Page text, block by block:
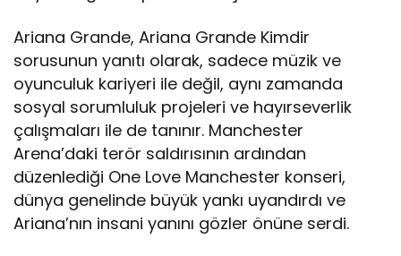
Ariana Grande, Ariana Grande Kimdir
sorusunun yanıtı olarak, sadece müzik ve
oyunculuk kariyeri ile değil, aynı zamanda
sosyal sorumluluk projeleri ve hayırseverlik
çalışmaları ile de tanınır. Manchester
Arena’daki terör saldırısının ardından
düzenlediği One Love Manchester konseri,
dünya genelinde büyük yankı uyandırdı ve
Ariana’nın insani yanını gözler önüne serdi.